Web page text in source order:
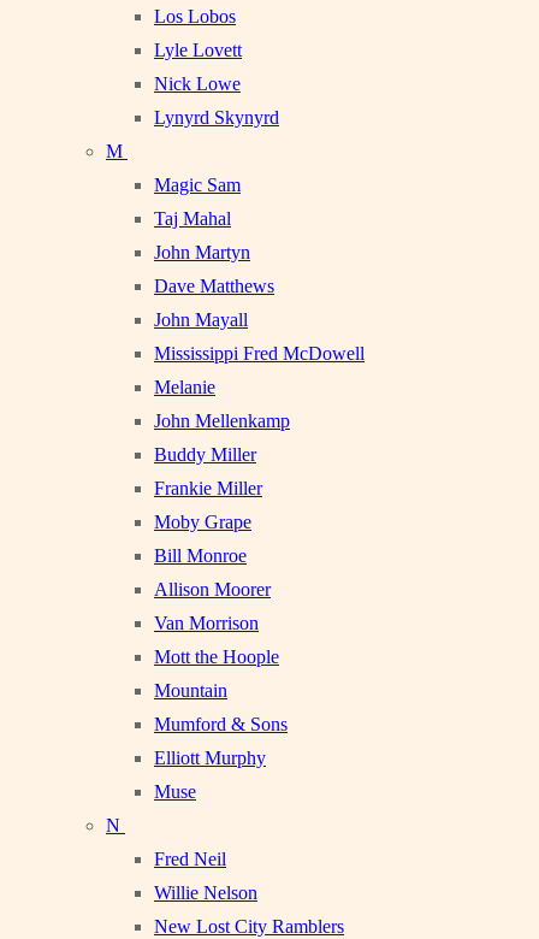
Los Lobos
Lyle Lovett
Nick Lowe
Lynyrd Skynyrd
M
Magic Sam
Taj Mahal
John Martyn
Dave Matthews
John Mayall
Mississippi Fred McDowell
Melanie
John Mellenkamp
Buddy Miller
Frankie Miller
Moby Grape
Bill Monroe
Allison Moorer
Van Morrison
Mott the Hoople
Mountain
Mumford & Sons
Elliott Murphy
Muse
N
Fred Neil
Willie Nelson
New Lost City Ramblers